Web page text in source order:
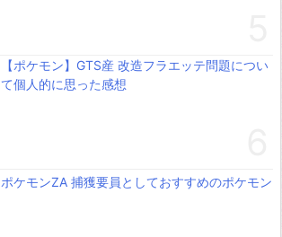
【ポケモン】GTS産 改造フラエッテ問題につい
て個人的に思った感想
ポケモンZA 捕獲要員としておすすめのポケモン